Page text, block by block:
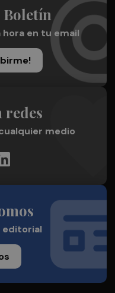
Boletín
en tu email
redes
medio
editorial